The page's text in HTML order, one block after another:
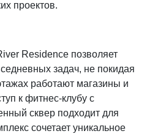
проектов.
Residence позволяет
задач, не покидая
работают магазины и
к фитнес-клубу с
сквер подходит для
сочетает уникальное